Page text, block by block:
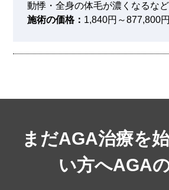
動悸・全身の体毛が濃くなるなど
施術の価格： 1,840円～877,800
まだAGA治療を
い方へAGA